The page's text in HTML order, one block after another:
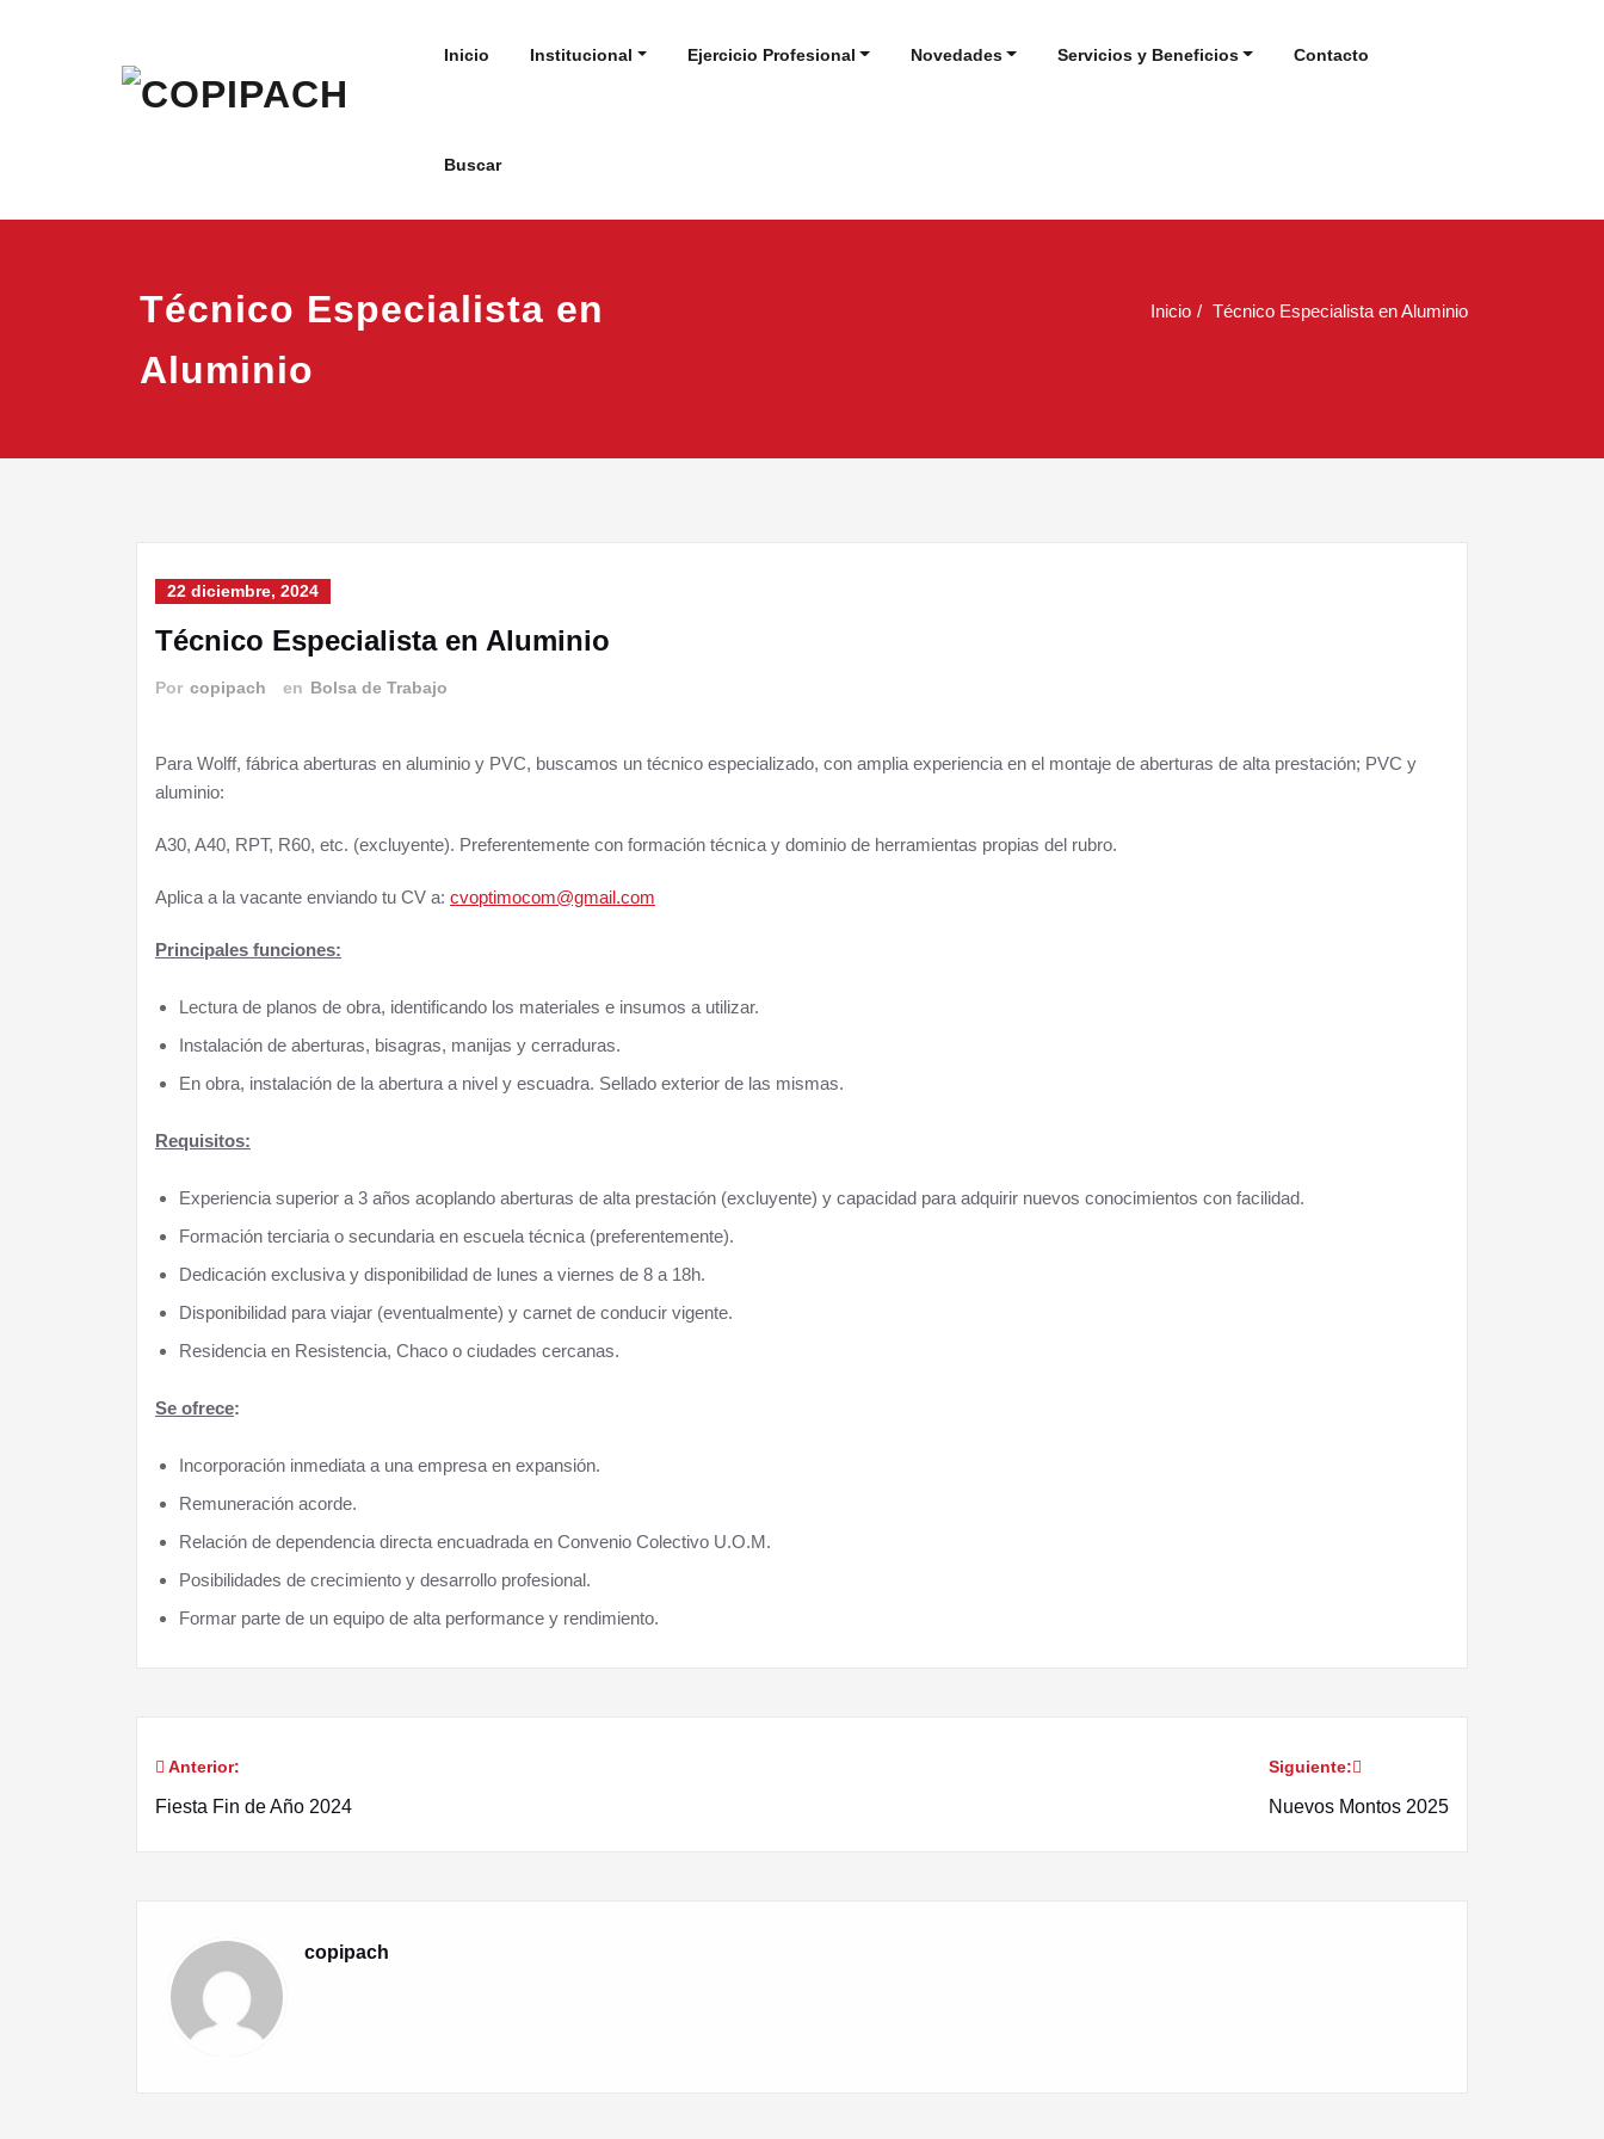
Inicio Institucional Ejercicio Profesional Novedades Servicios y Beneficios Contacto
Buscar
Técnico Especialista en
Aluminio
Inicio Técnico Especialista en Aluminio
22 diciembre, 2024
Técnico Especialista en Aluminio
Por copipach en Bolsa de Trabajo
Para Wolff, fábrica aberturas en aluminio y PVC, buscamos un técnico especializado, con amplia experiencia en el montaje de aberturas de alta prestación; PVC y
aluminio:
A30, A40, RPT, R60, etc. (excluyente). Preferentemente con formación técnica y dominio de herramientas propias del rubro.
Aplica a la vacante enviando tu CV a: cvoptimocom@gmail.com
Principales funciones:
Lectura de planos de obra, identificando los materiales e insumos a utilizar.
Instalación de aberturas, bisagras, manijas y cerraduras.
En obra, instalación de la abertura a nivel y escuadra. Sellado exterior de las mismas.
Requisitos:
Experiencia superior a 3 años acoplando aberturas de alta prestación (excluyente) y capacidad para adquirir nuevos conocimientos con facilidad.
Formación terciaria o secundaria en escuela técnica (preferentemente).
Dedicación exclusiva y disponibilidad de lunes a viernes de 8 a 18h.
Disponibilidad para viajar (eventualmente) y carnet de conducir vigente.
Residencia en Resistencia, Chaco o ciudades cercanas.
Se ofrece:
Incorporación inmediata a una empresa en expansión.
Remuneración acorde.
Relación de dependencia directa encuadrada en Convenio Colectivo U.O.M.
Posibilidades de crecimiento y desarrollo profesional.
Formar parte de un equipo de alta performance y rendimiento.
Anterior:
Fiesta Fin de Año 2024
Siguiente:
Nuevos Montos 2025
copipach